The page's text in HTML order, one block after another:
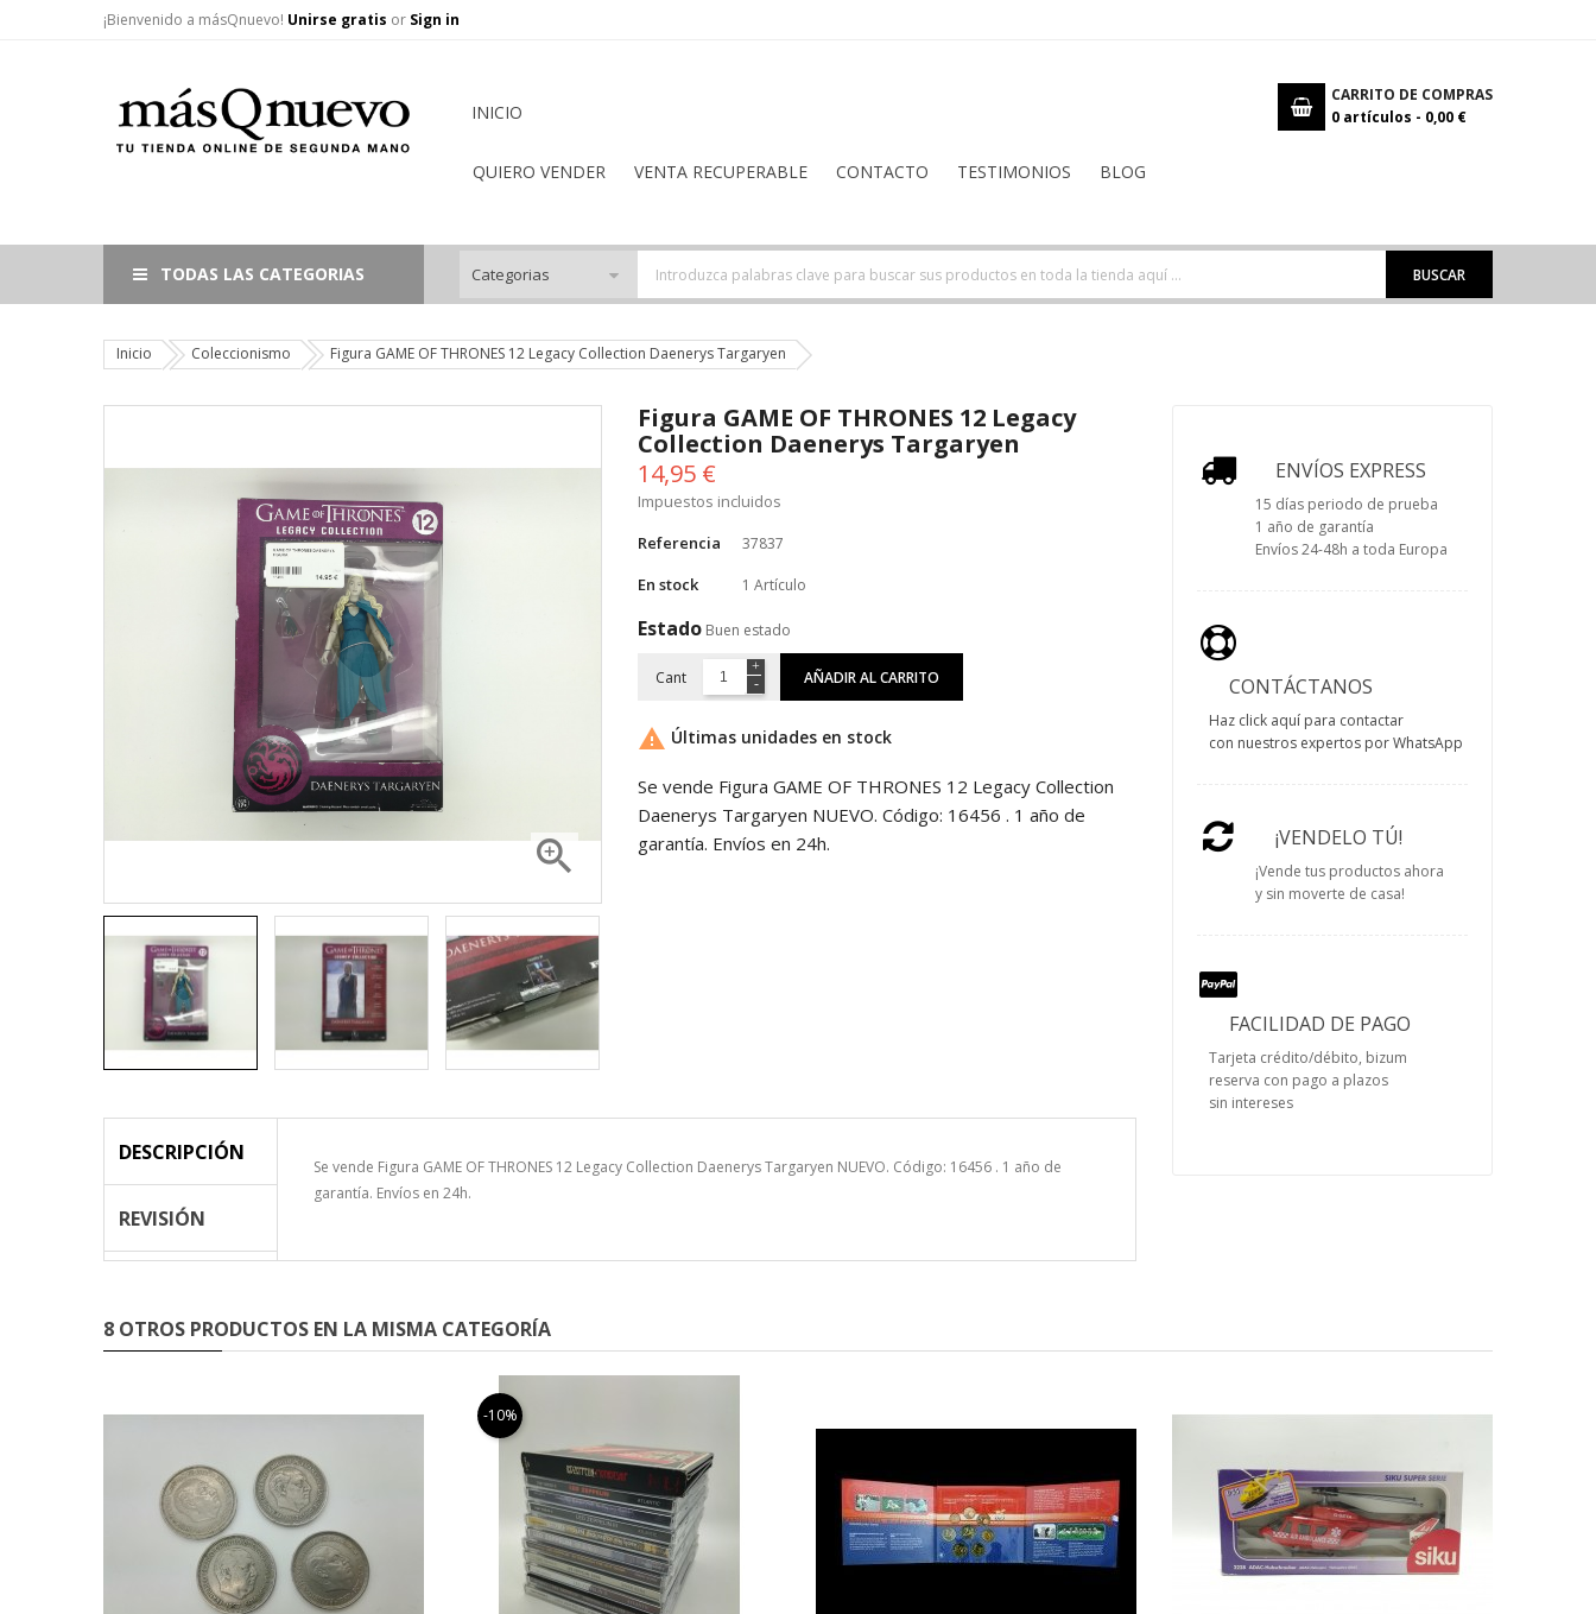
¡Bienvenido a másQnuevo! Unirse gratis or Sign in
INICIO
QUIERO VENDER VENTA RECUPERABLE CONTACTO TESTIMONIOS BLOG
CARRITO DE COMPRAS
0 artículos - 0,00 €
BUSCAR
TODAS LAS CATEGORIAS
Inicio Coleccionismo Figura GAME OF THRONES 12 Legacy Collection Daenerys Targaryen

Figura GAME OF THRONES 12 Legacy
Collection Daenerys Targaryen
14,95 €
Impuestos incluidos
Referencia
37837
En stock 1 Artículo
Estado Buen estado
Cant AÑADIR AL CARRITO
 Últimas unidades en stock
Se vende Figura GAME OF THRONES 12 Legacy Collection
Daenerys Targaryen NUEVO. Código: 16456 . 1 año de
garantía. Envíos en 24h.
DESCRIPCIÓN
REVISIÓN
Se vende Figura GAME OF THRONES 12 Legacy Collection Daenerys Targaryen NUEVO. Código: 16456 . 1 año de
garantía. Envíos en 24h.
ENVÍOS EXPRESS
15 días periodo de prueba
1 año de garantía
Envíos 24-48h a toda Europa
CONTÁCTANOS
Haz click aquí para contactar
con nuestros expertos por WhatsApp
¡VENDELO TÚ!
¡Vende tus productos ahora
y sin moverte de casa!
FACILIDAD DE PAGO
Tarjeta crédito/débito, bizum
reserva con pago a plazos
sin intereses
8 OTROS PRODUCTOS EN LA MISMA CATEGORÍA
-10%